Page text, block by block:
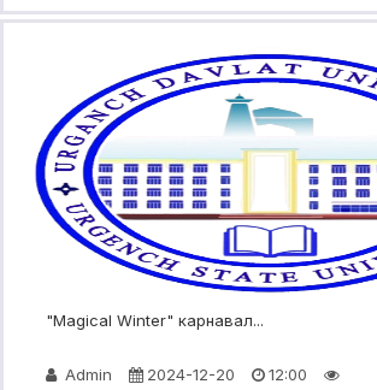
"Magical Winter" карнавал...
Admin 2024-12-20 12:00